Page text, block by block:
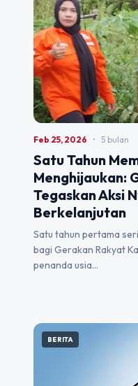
Feb 25, 2026 • 5 bulan
Satu Tahun
Menghijaukan:
Tegaskan Aksi
Berkelanjutan
Satu tahun pertama
bagi Gerakan Rakyat
penanda usia…
BERITA